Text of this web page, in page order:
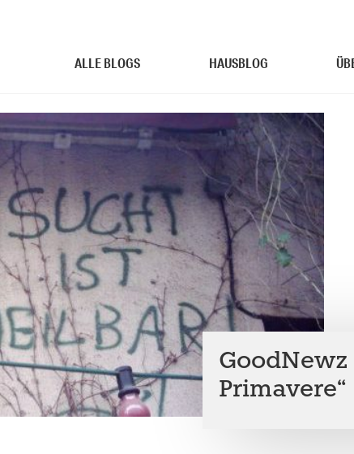
ALLE BLOGS HAUSBLOG
GoodNewz
Primavere“